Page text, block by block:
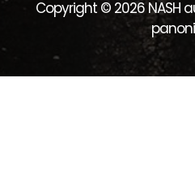
Copyright © 2026 NASH